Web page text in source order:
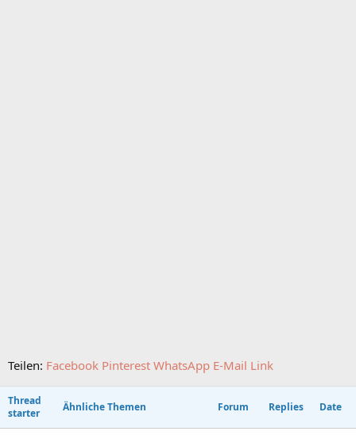
Teilen: Facebook Pinterest WhatsApp E-Mail Link
Thread
starter
Ähnliche Themen Forum Replies Date